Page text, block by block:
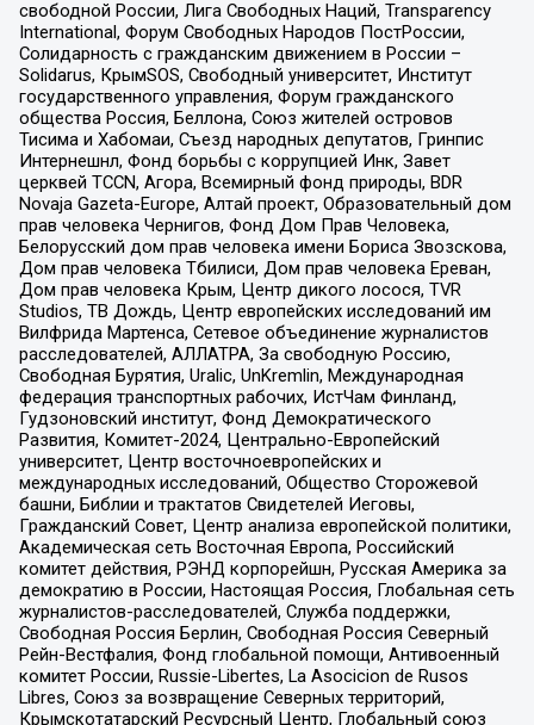
свободной России, Лига Свободных Наций, Transparеncy
International, Форум Свободных Народов ПостРоссии,
Солидарность с гражданским движением в России –
Solidarus, КрымSOS, Свободный университет, Институт
государственного управления, Форум гражданского
общества Россия, Беллона, Союз жителей островов
Тисима и Хабомаи, Съезд народных депутатов, Гринпис
Интернешнл, Фонд борьбы с коррупцией Инк, Завет
церквей TCCN, Агора, Всемирный фонд природы, BDR
Novaja Gazeta-Europe, Алтай проект, Образовательный дом
прав человека Чернигов, Фонд Дом Прав Человека,
Белорусский дом прав человека имени Бориса Звозскова,
Дом прав человека Тбилиси, Дом прав человека Ереван,
Дом прав человека Крым, Центр дикого лосося, TVR
Studios, ТВ Дождь, Центр европейских исследований им
Вилфрида Мартенса, Сетевое объединение журналистов
расследователей, АЛЛАТРА, За свободную Россию,
Свободная Бурятия, Uralic, UnKremlin, Международная
федерация транспортных рабочих, ИстЧам Финланд,
Гудзоновский институт, Фонд Демократического
Развития, Комитет-2024, Центрально-Европейский
университет, Центр восточноевропейских и
международных исследований, Общество Сторожевой
башни, Библии и трактатов Свидетелей Иеговы,
Гражданский Совет, Центр анализа европейской политики,
Академическая сеть Восточная Европа, Российский
комитет действия, РЭНД корпорейшн, Русская Америка за
демократию в России, Настоящая Россия, Глобальная сеть
журналистов-расследователей, Служба поддержки,
Свободная Россия Берлин, Свободная Россия Северный
Рейн-Вестфалия, Фонд глобальной помощи, Антивоенный
комитет России, Russie-Libertes, La Asocicion de Rusos
Libres, Союз за возвращение Северных территорий,
Крымскотатарский Ресурсный Центр, Глобальный союз